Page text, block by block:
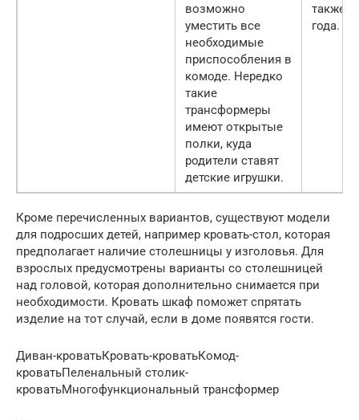
возможно
уместить все
необходимые
приспособления в
комоде. Нередко
такие
трансформеры
имеют открытые
полки, куда
родители ставят
детские игрушки.
также
года.
Кроме перечисленных вариантов, существуют модели
для подросших детей, например кровать-стол, которая
предполагает наличие столешницы у изголовья. Для
взрослых предусмотрены варианты со столешницей
над головой, которая дополнительно снимается при
необходимости. Кровать шкаф поможет спрятать
изделие на тот случай, если в доме появятся гости.
Диван-кроватьКровать-кроватьКомод-
кроватьПеленальный столик-
кроватьМногофункциональный трансформер